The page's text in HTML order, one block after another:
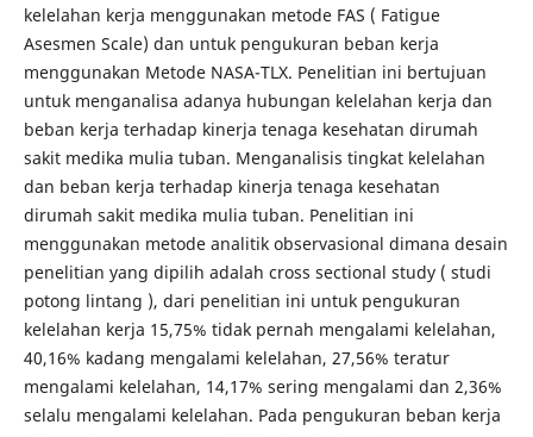
kelelahan kerja menggunakan metode FAS ( Fatigue
Asesmen Scale) dan untuk pengukuran beban kerja
menggunakan Metode NASA-TLX. Penelitian ini bertujuan
untuk menganalisa adanya hubungan kelelahan kerja dan
beban kerja terhadap kinerja tenaga kesehatan dirumah
sakit medika mulia tuban. Menganalisis tingkat kelelahan
dan beban kerja terhadap kinerja tenaga kesehatan
dirumah sakit medika mulia tuban. Penelitian ini
menggunakan metode analitik observasional dimana desain
penelitian yang dipilih adalah cross sectional study ( studi
potong lintang ), dari penelitian ini untuk pengukuran
kelelahan kerja 15,75% tidak pernah mengalami kelelahan,
40,16% kadang mengalami kelelahan, 27,56% teratur
mengalami kelelahan, 14,17% sering mengalami dan 2,36%
selalu mengalami kelelahan. Pada pengukuran beban kerja